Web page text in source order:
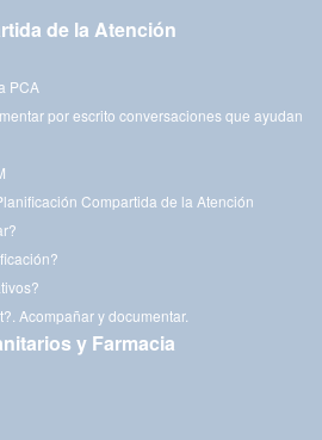
de la Atención
PCA
por escrito conversaciones que ayudan
Compartida de la Atención
Acompañar y documentar.
y Farmacia